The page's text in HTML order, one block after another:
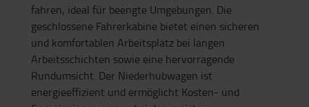
fahren, ideal für beengte Umgebungen. Die
geschlossene Fahrerkabine bietet einen sicheren
und komfortablen Arbeitsplatz bei langen
Arbeitsschichten sowie eine hervorragende
Rundumsicht. Der Niederhubwagen ist
energieeffizient und ermöglicht Kosten- und